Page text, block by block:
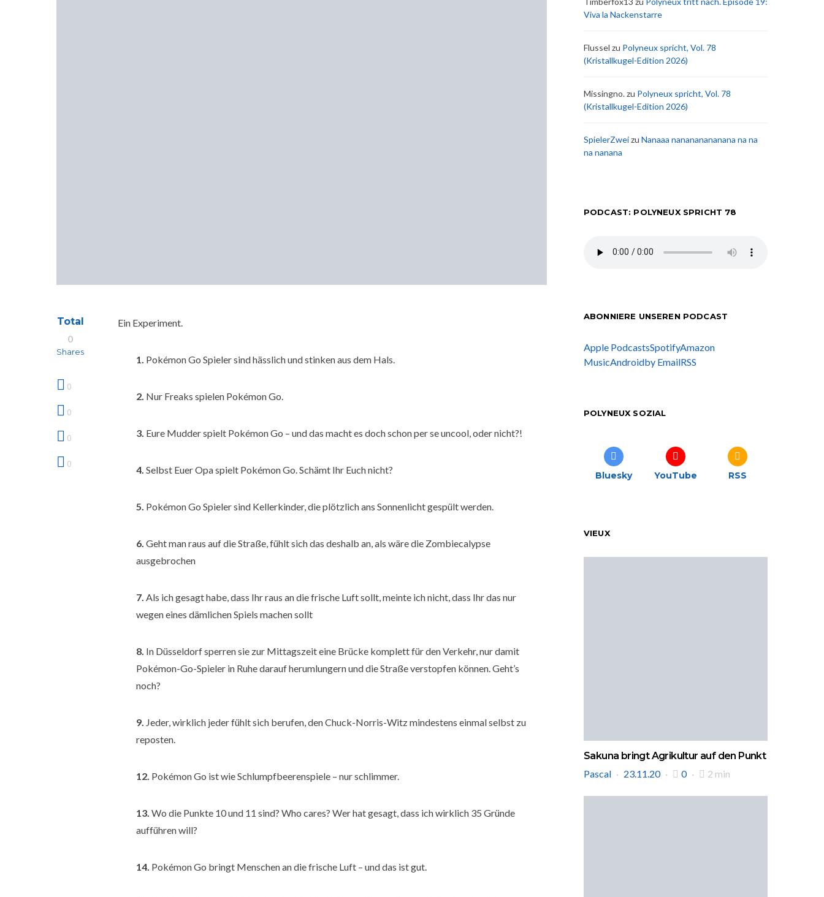
Total
0
Shares
0
0
0
0
Ein Experiment.
1. Pokémon Go Spieler sind hässlich und stinken aus dem Hals.
2. Nur Freaks spielen Pokémon Go.
3. Eure Mudder spielt Pokémon Go – und das macht es doch schon per se uncool, oder nicht?!
4. Selbst Euer Opa spielt Pokémon Go. Schämt Ihr Euch nicht?
5. Pokémon Go Spieler sind Kellerkinder, die plötzlich ans Sonnenlicht gespült werden.
6. Geht man raus auf die Straße, fühlt sich das deshalb an, als wäre die Zombiecalypse
ausgebrochen
7. Als ich gesagt habe, dass Ihr raus an die frische Luft sollt, meinte ich nicht, dass Ihr das nur
wegen eines dämlichen Spiels machen sollt
8. In Düsseldorf sperren sie zur Mittagszeit eine Brücke komplett für den Verkehr, nur damit
Pokémon-Go-Spieler in Ruhe darauf herumlungern und die Straße verstopfen können. Geht’s
noch?
9. Jeder, wirklich jeder fühlt sich berufen, den Chuck-Norris-Witz mindestens einmal selbst zu
reposten.
12. Pokémon Go ist wie Schlumpfbeerenspiele – nur schlimmer.
13. Wo die Punkte 10 und 11 sind? Who cares? Wer hat gesagt, dass ich wirklich 35 Gründe
aufführen will?
14. Pokémon Go bringt Menschen an die frische Luft – und das ist gut.
Viva la Nackenstarre
Flussel zu Polyneux spricht, Vol. 78
(Kristallkugel-Edition 2026)
Missingno.zu Polyneux spricht, Vol. 78
(Kristallkugel-Edition 2026)
SpielerZweizu Nanaaa nanananananana na na
na nanana
PODCAST: POLYNEUX SPRICHT 78
ABONNIERE UNSEREN PODCAST
Apple PodcastsSpotifyAmazon
MusicAndroidby EmailRSS
POLYNEUX SOZIAL
Bluesky YouTube RSS
VIEUX
Sakuna bringt Agrikultur auf den Punkt
Pascal
23.11.20 0 2 min